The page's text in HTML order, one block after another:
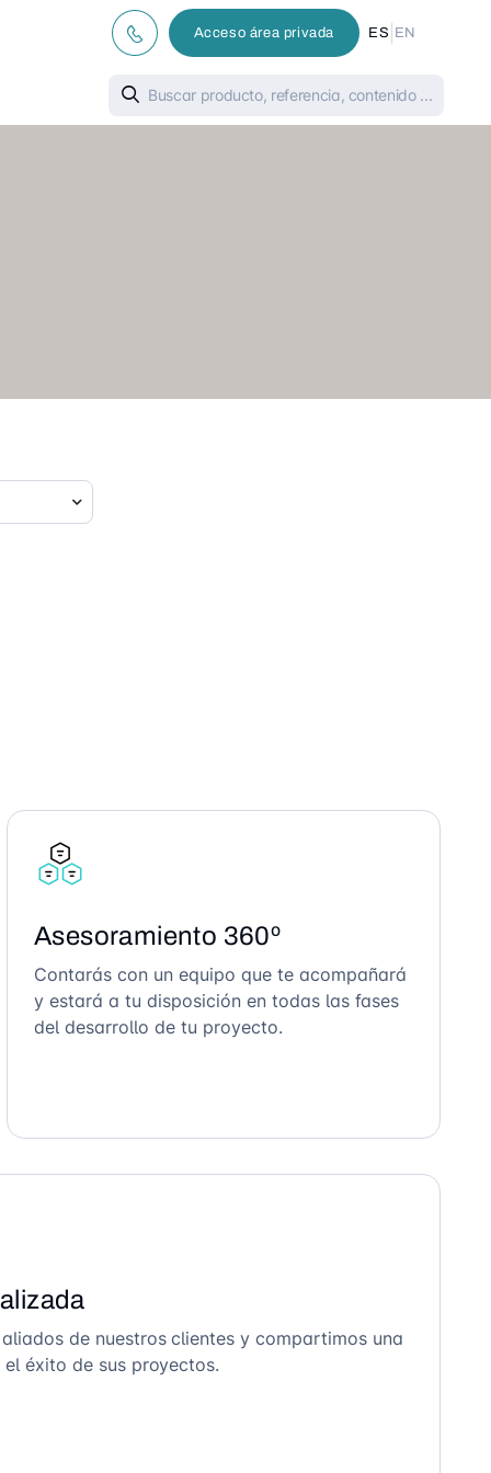
Acceso área privada ES EN
Asesoramiento 360º
Contarás con un equipo que te acompañará
y estará a tu disposición en todas las fases
del desarrollo de tu proyecto.
de nuestros clientes y compartimos una
éxito de sus proyectos.